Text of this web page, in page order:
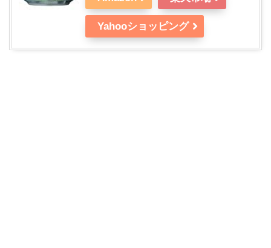
Yahooショッピング